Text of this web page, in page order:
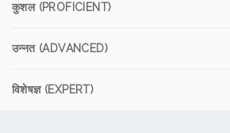
कुशल (PROFICIENT)
उन्नत (ADVANCED)
विशेषज्ञ (EXPERT)